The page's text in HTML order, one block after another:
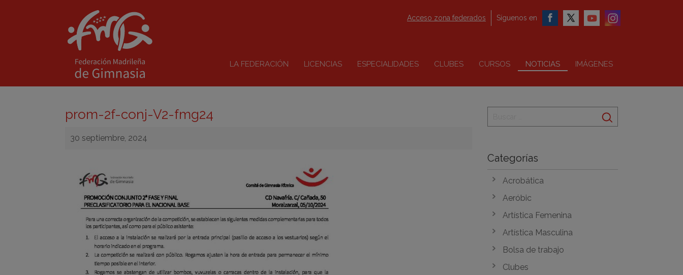
LA FEDERACIÓN LICENCIAS ESPECIALIDADES CLUBES CURSOS NOTICIAS IMÁGENES
Acceso zona federados Síguenos en
prom-2f-conj-V2-fmg24
30 septiembre, 2024
Categorías
Acrobática
Aeróbic
Artística Femenina
Artística Masculina
Bolsa de trabajo
Clubes